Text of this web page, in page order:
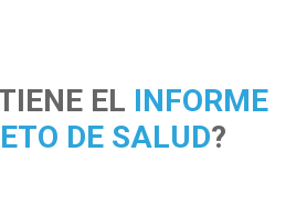
EL INFORME
DE SALUD?